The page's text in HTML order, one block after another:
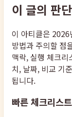
이 글의 판
이 아티클은
방법과 주의할 점
맥락, 실행 체크
치, 날짜, 비교 기
됩니다.
빠른 체크리스트